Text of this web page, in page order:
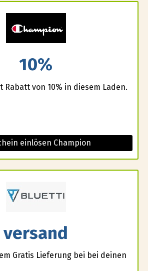
10%
Rabatt von 10% in diesem Laden.
einlösen Champion
versand
Gratis Lieferung bei bei deinen